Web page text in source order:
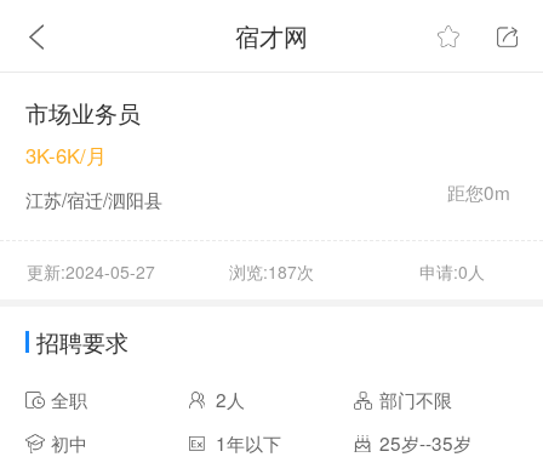
宿才网
市场业务员
距您0m
3K-6K/月
江苏/宿迁/泗阳县
更新:2024-05-27 浏览:187次 申请:0人
招聘要求
全职 2人
部门不限
初中
1年以下 25岁--35岁